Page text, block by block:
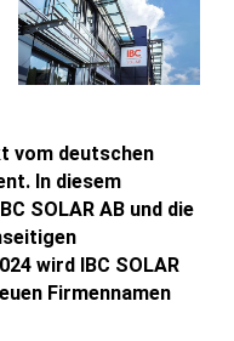
vom deutschen
In diesem
SOLAR AB und die
wird IBC SOLAR
Firmennamen